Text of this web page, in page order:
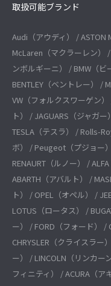
取扱可能ブランド
Audi（アウディ） / ASTON
McLaren（マクラーレン）
ンボルギーニ） / BMW（
BENTLEY（ベントレー） /
VW（フォルクスワーゲン
ト） / JAGUARS（ジャガ
TESLA（テスラ） / Rolls-
ボ） / Peugeot（プジョー
RENAURT（ルノー） /
ABARTH（アバルト） /
ト） / OPEL（オペル） /
LOTUS（ロータス） /
ー） / FORD（フォード）
CHRYSLER（クライスラー
ー） / LINCOLN（リンカー
フィニティ） / ACURA（ア